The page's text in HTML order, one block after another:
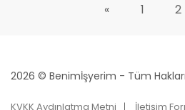
« 1 2
2026 © Benimİşyerim - Tüm Hakları
KVKK Aydınlatma Metni İletişim